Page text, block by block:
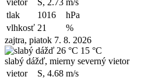
vietor
S, 2.73 m/s
tlak
1016
hPa
vlhkosť 21
%
zajtra, piatok 7. 8. 2026
26 °C 15 °C
slabý dážď, mierny severný vietor
vietor
S, 4.68 m/s